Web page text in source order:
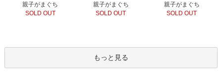
親子がまぐち
SOLD OUT
親子がまぐち
SOLD OUT
親子がまぐち
SOLD OUT
もっと見る